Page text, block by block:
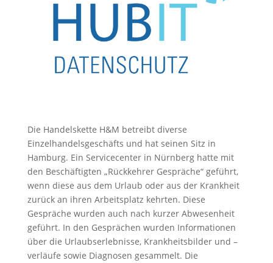
Die Handelskette H&M betreibt diverse
Einzelhandelsgeschäfts und hat seinen Sitz in
Hamburg. Ein Servicecenter in Nürnberg hatte mit
den Beschäftigten „Rückkehrer Gespräche“ geführt,
wenn diese aus dem Urlaub oder aus der Krankheit
zurück an ihren Arbeitsplatz kehrten. Diese
Gespräche wurden auch nach kurzer Abwesenheit
geführt. In den Gesprächen wurden Informationen
über die Urlaubserlebnisse, Krankheitsbilder und –
verläufe sowie Diagnosen gesammelt. Die